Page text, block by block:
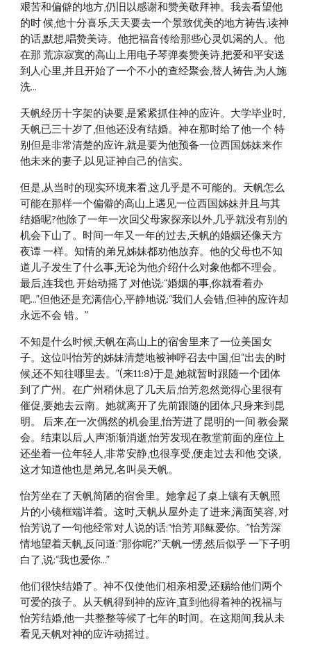
艰苦和偏僻的地方,仍旧以感谢和赞美敬拜神。我去看望他
的时 候,他十分喜乐,天天要去一个景致优美的地方祷告,读神
的话,默想,唱赞美诗。他把福音传给那些心灵饥渴的人。他
在那 荒凉寂寞的高山上用电子琴弹奏赞美诗,把爱和平安送
到人心里,并且开始了一个不小的查经聚会,替人祷告,为人施
洗...
天帆经历十字架的诀要,是紧紧抓住神的应许。大学毕业时,
天帆已三十岁了,但他还没有结婚。神在那时给了他一个 特
别但是非常清楚的应许,就是要为他预备一位西国姊妹来作
他未来的妻子,以见证神自己的信实。
但是,从当时的现实环境来看,这几乎是不可能的。天帆怎么
可能在那样一个偏僻的高山上遇见一位西国姊妹并且与其
结婚呢?他除了一年一次回父母家探亲以外,几乎就没有别的
机会下山了。时间一年又一年的过去,天帆的婚姻还像天方
夜谭 一样。知情的弟兄姊妹都劝他放弃。他的父母也不知
道儿子发生了什么事,无论为他介绍什么对象他都不理会。
最后,连我也 开始动摇了,对他说:“婚姻的事,你就看着办
吧...”但他还是充满信心,平静地说:“我们人会错,但神的应许却
永远不会 错。”
不知是什么时候,天帆在高山上的宿舍里来了一位美国女
子。这位叫怡芳的姊妹清楚地被神呼召去中国,但“出去的时
候,还不知往哪里去。”(来11:8)于是,她就暂时跟随一个团体
到了广州。在广州稍休息了几天后,怡芳忽然觉得心里很有
催促,要她去云南。她就离开了先前跟随的团体,只身来到昆
明。 后来,在一次偶然的机会里,怡芳进了昆明的一间 教会聚
会。结束以后,人声渐渐消逝,怡芳发现在教堂前面的座位上
还坐着一位年轻人,非常安静,也很享受,便走过去和他 交谈,
这才知道他也是弟兄,名叫吴天帆。
怡芳坐在了天帆简陋的宿舍里。她拿起了桌上镶有天帆照
片的小镜框端详着。这时,天帆从屋外走了进来,满面笑容, 对
怡芳说了一句他经常对人说的话:“怡芳,耶稣爱你。”怡芳深
情地望着天帆,反问道:“那你呢?”天帆一愣,然后似乎 一下子明
白了,说:“我也爱你...”
他们很快结婚了。神不仅使他们相亲相爱,还赐给他们两个
可爱的孩子。从天帆得到神的应许,直到他得着神的祝福与
怡芳结婚,他一共整整等候了七年的时间。在这期间,我从未
看见天帆对神的应许动摇过。